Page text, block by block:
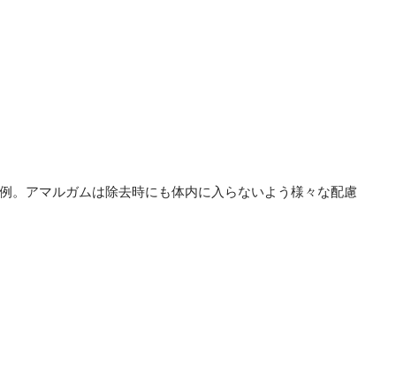
。アマルガムは除去時にも体内に入らないよう様々な配慮